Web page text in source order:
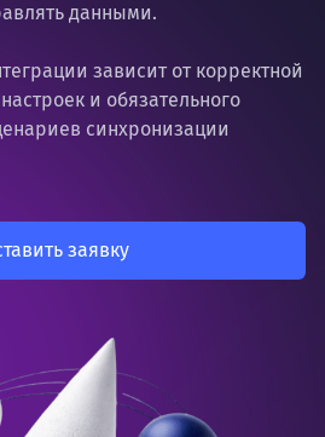
данными.
зависит от корректной
и обязательного
синхронизации
заявку